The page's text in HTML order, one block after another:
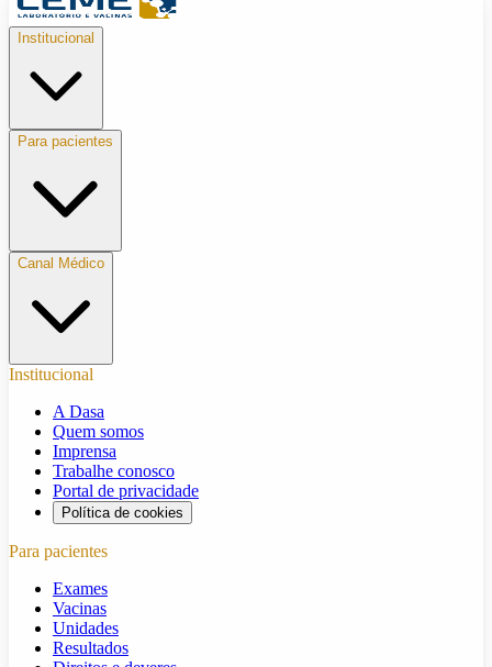
Institucional
Para pacientes
Canal Médico
Institucional
A Dasa
Quem somos
Imprensa
Trabalhe conosco
Portal de privacidade
Política de cookies
Para pacientes
Exames
Vacinas
Unidades
Resultados